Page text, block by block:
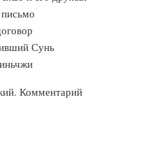
Сунь
Комментарий